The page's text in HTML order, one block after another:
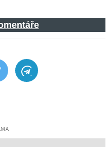
Telegram